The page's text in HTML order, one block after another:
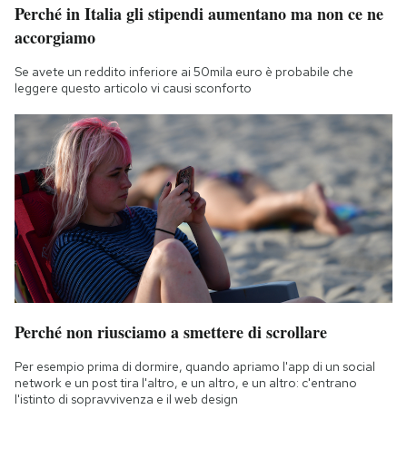
Perché in Italia gli stipendi aumentano ma non ce ne
accorgiamo
Se avete un reddito inferiore ai 50mila euro è probabile che
leggere questo articolo vi causi sconforto
Perché non riusciamo a smettere di scrollare
Per esempio prima di dormire, quando apriamo l'app di un social
network e un post tira l'altro, e un altro, e un altro: c'entrano
l'istinto di sopravvivenza e il web design